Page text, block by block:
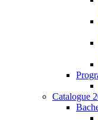
Catalogue